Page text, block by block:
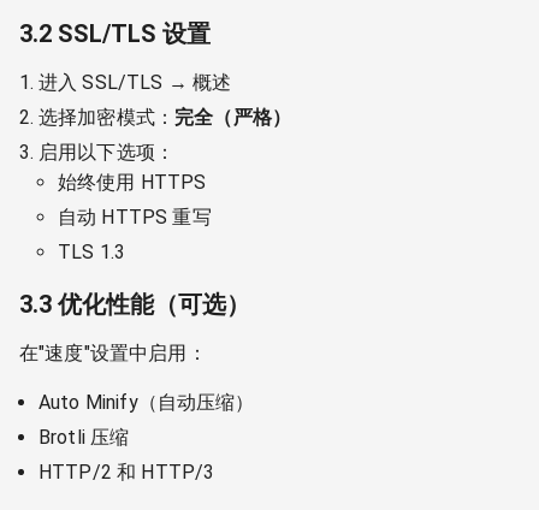
3.2 SSL/TLS 设置
进入 SSL/TLS → 概述
选择加密模式： 完全（严格）
启用以下选项：
始终使用 HTTPS
自动 HTTPS 重写
TLS 1.3
3.3 优化性能（可选）
在"速度"设置中启用：
Auto Minify（自动压缩）
Brotli 压缩
HTTP/2 和 HTTP/3